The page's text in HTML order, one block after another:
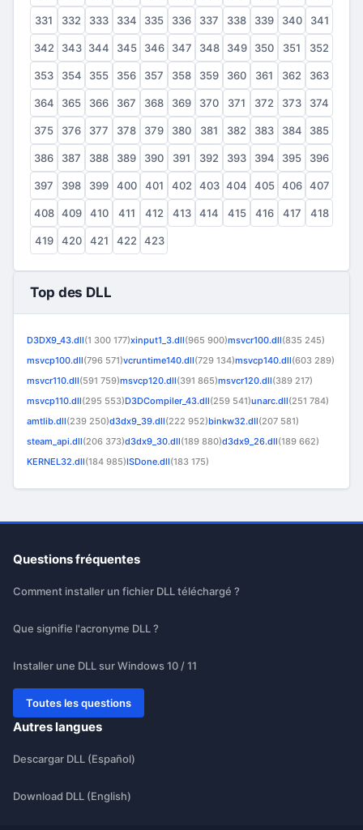
331 332 333 334 335 336 337 338 339 340 341
342 343 344 345 346 347 348 349 350 351 352
353 354 355 356 357 358 359 360 361 362 363
364 365 366 367 368 369 370 371 372 373 374
375 376 377 378 379 380 381 382 383 384 385
386 387 388 389 390 391 392 393 394 395 396
397 398 399 400 401 402 403 404 405 406 407
408 409 410 411 412 413 414 415 416 417 418
419 420 421 422 423
Top des DLL
D3DX9_43.dll(1 300 177)xinput1_3.dll(965 900)msvcr100.dll(835 245)
msvcp100.dll(796 571)vcruntime140.dll(729 134)msvcp140.dll(603 289)
msvcr110.dll(591 759)msvcp120.dll(391 865)msvcr120.dll(389 217)
msvcp110.dll(295 553)D3DCompiler_43.dll(259 541)unarc.dll(251 784)
amtlib.dll(239 250)d3dx9_39.dll(222 952)binkw32.dll(207 581)
steam_api.dll(206 373)d3dx9_30.dll(189 880)d3dx9_26.dll(189 662)
KERNEL32.dll(184 985)ISDone.dll(183 175)
Questions fréquentes
Comment installer un fichier DLL téléchargé ?
Que signifie l'acronyme DLL ?
Installer une DLL sur Windows 10 / 11
Toutes les questions
Autres langues
Descargar DLL (Español)
Download DLL (English)